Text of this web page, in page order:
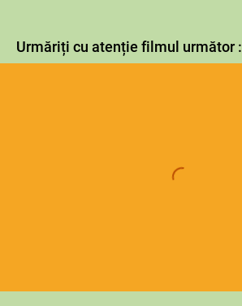
Urmăriți cu atenție filmul următor :